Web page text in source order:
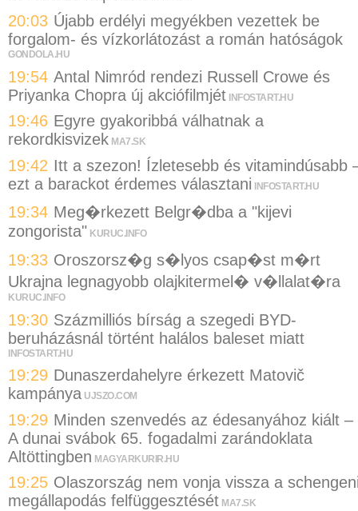
20:03 Újabb erdélyi megyékben vezettek be
forgalom- és vízkorlátozást a román hatóságok
GONDOLA.HU
19:54 Antal Nimród rendezi Russell Crowe és
Priyanka Chopra új akciófilmjét INFOSTART.HU
19:46 Egyre gyakoribbá válhatnak a
rekordkisvizek MA7.SK
19:42 Itt a szezon! Ízletesebb és vitamindúsabb
ezt a barackot érdemes választani INFOSTART.HU
19:34 Meg�rkezett Belgr�dba a "kijevi
zongorista" KURUC.INFO
19:33 Oroszorsz�g s�lyos csap�st m�rt
Ukrajna legnagyobb olajkitermel� v�llalat�ra
KURUC.INFO
19:30 Százmilliós bírság a szegedi BYD-
beruházásnál történt halálos baleset miatt
INFOSTART.HU
19:29 Dunaszerdahelyre érkezett Matovič
kampánya UJSZO.COM
19:29 Minden szenvedés az édesanyához kiált –
A dunai svábok 65. fogadalmi zarándoklata
Altöttingben MAGYARKURIR.HU
19:25 Olaszország nem vonja vissza a
megállapodás felfüggesztését MA7.SK